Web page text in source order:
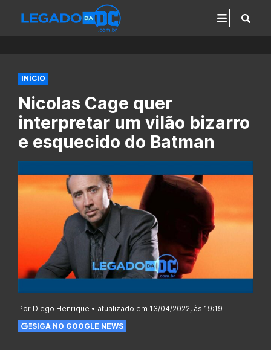
INÍCIO
Nicolas Cage quer
interpretar um vilão bizarro
e esquecido do Batman
Por Diego Henrique • atualizado em 13/04/2022, às 19:19
SIGA NO GOOGLE NEWS